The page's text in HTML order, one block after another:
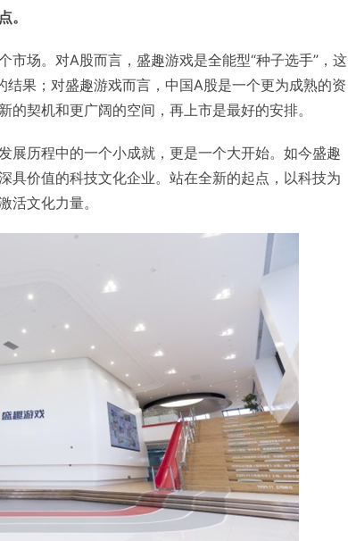
。
市场。对A股而言，盛趣游戏是全能型“种子选手”，这
果；对盛趣游戏而言，中国A股是一个更为成熟的资
契机和更广阔的空间，再上市是最好的安排。
展历程中的一个小成就，更是一个大开始。如今盛趣
具价值的科技文化企业。站在全新的起点，以科技为
活文化力量。